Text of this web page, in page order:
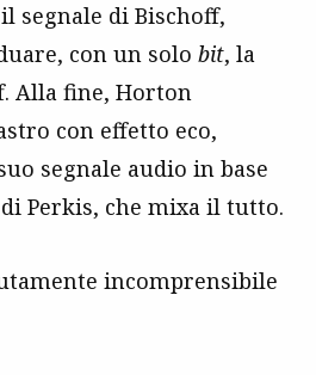
segnale di Bischoff,
con un solo bit, la
Alla fine, Horton
con effetto eco,
segnale audio in base
di Perkis, che mixa il tutto.
incomprensibile